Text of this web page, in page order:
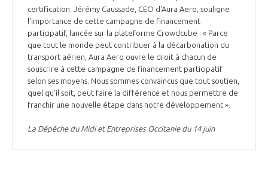
certification. Jérémy Caussade, CEO d'Aura Aero, souligne
l'importance de cette campagne de financement
participatif, lancée sur la plateforme Crowdcube : « Parce
que tout le monde peut contribuer à la décarbonation du
transport aérien, Aura Aero ouvre le droit à chacun de
souscrire à cette campagne de financement participatif
selon ses moyens. Nous sommes convaincus que tout soutien,
quel qu’il soit, peut faire la différence et nous permettre de
franchir une nouvelle étape dans notre développement ».
La Dépêche du Midi et Entreprises Occitanie du 14 juin